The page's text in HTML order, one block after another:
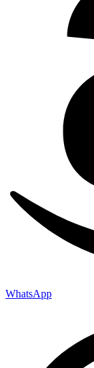
WhatsApp